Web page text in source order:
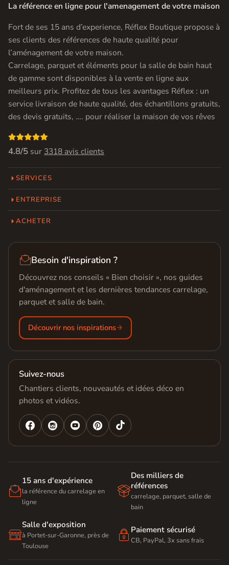
La référence en ligne pour l'amenagement de votre maison
Fort de ses 15 ans d’experience, Réflex Boutique propose à
ses clients des références de haute qualité pour
l’aménagement de votre maison.
Carrelage, parquet et éléments pour la salle de bain haut
de gamme sont disponibles à la vente en ligne aux
meilleurs prix. Profitez de tous les avantages Réflex : un
service livraison de haute qualité, des échantillons gratuits,
des devis gratuits, …. pour réaliser la maison de vos rêves

4.8/5 sur 3318 avis clients
SERVICES
ENTREPRISE
ACHETER
Besoin d'inspiration ?
Découvrez nos conseils « Bien choisir », nos guides
d'aménagement et les dernières tendances carrelage,
parquet et salle de bain.
Découvrir nos inspirations
Suivez-nous
Chantiers clients, nouveautés et idées déco en
photos et vidéos.
   

15 ans d'expérience
la référence du carrelage en
ligne

Des milliers de
références
carrelage, parquet, salle de
bain

Salle d'exposition
à Portet-sur-Garonne, près de
Toulouse
 Paiement sécurisé
CB, PayPal, 3x sans frais